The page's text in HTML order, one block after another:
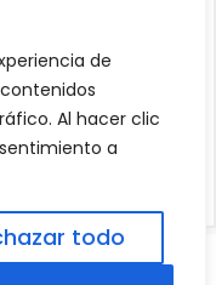
de
Al hacer clic
a
todo
Aviso Legal|